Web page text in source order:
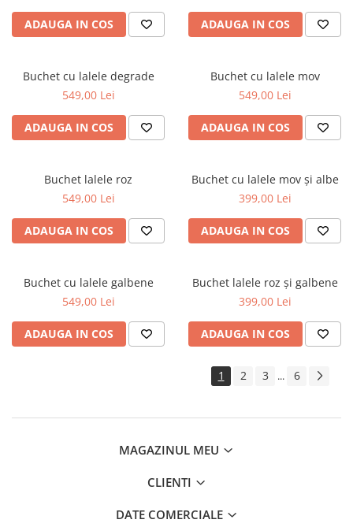
ADAUGA IN COS ADAUGA IN COS
Buchet cu lalele degrade
549,00 Lei
ADAUGA IN COS
Buchet cu lalele mov
549,00 Lei
ADAUGA IN COS
Buchet lalele roz
549,00 Lei
ADAUGA IN COS
Buchet cu lalele mov și albe
399,00 Lei
ADAUGA IN COS
Buchet cu lalele galbene
549,00 Lei
ADAUGA IN COS
Buchet lalele roz și galbene
399,00 Lei
ADAUGA IN COS
1 2 3 ... 6
MAGAZINUL MEU
CLIENTI
DATE COMERCIALE